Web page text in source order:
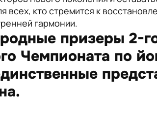
всех, кто стремится к
гармонии.
призеры 2-
Чемпионата по